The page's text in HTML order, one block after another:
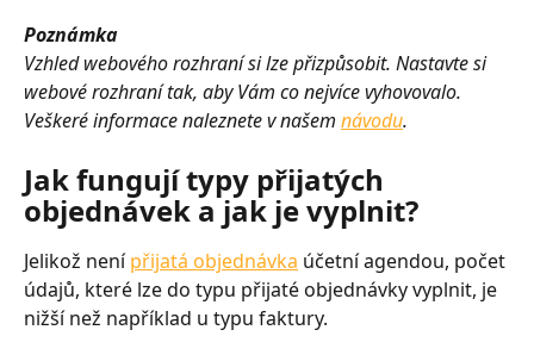
Poznámka
Vzhled webového rozhraní si lze přizpůsobit. Nastavte si
webové rozhraní tak, aby Vám co nejvíce vyhovovalo.
Veškeré informace naleznete v našem návodu.
Jak fungují typy přijatých
objednávek a jak je vyplnit?
Jelikož není přijatá objednávka účetní agendou, počet
údajů, které lze do typu přijaté objednávky vyplnit, je
nižší než například u typu faktury.